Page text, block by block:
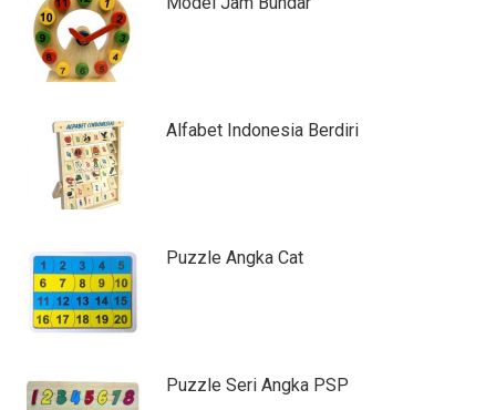
Alfabet Indonesia Berdiri
Puzzle Angka Cat
Puzzle Seri Angka PSP